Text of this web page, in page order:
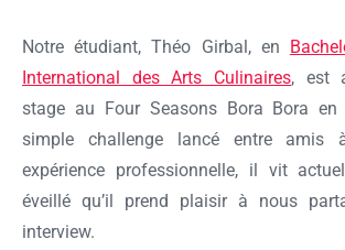
page
Notre étudiant, Théo Girbal, en
International des Arts Culinaires, est
stage au Four Seasons Bora Bora en
simple challenge lancé entre amis
expérience professionnelle, il vit
éveillé qu’il prend plaisir à nous
interview.